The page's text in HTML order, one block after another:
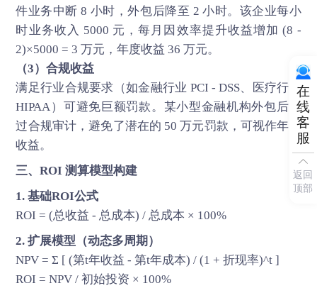
件业务中断 8 小时，外包后降至 2 小时。该企业每小
时业务收入 5000 元，每月因效率提升收益增加 (8 -
2)×5000 = 3 万元，年度收益 36 万元。
（3）合规收益
满足行业合规要求（如金融行业 PCI - DSS、医疗行业
HIPAA）可避免巨额罚款。某小型金融机构外包后通
过合规审计，避免了潜在的 50 万元罚款，可视作年度
收益。
三、ROI 测算模型构建
1. 基础ROI公式
ROI = (总收益 - 总成本) / 总成本 × 100%
2. 扩展模型（动态多周期）
NPV = Σ [ (第t年收益 - 第t年成本) / (1 + 折现率)^t ]
ROI = NPV / 初始投资 × 100%
在
线
客
服
返回
顶部